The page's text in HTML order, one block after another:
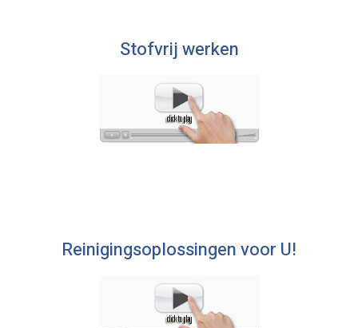
Stofvrij werken
Reinigingsoplossingen voor U!